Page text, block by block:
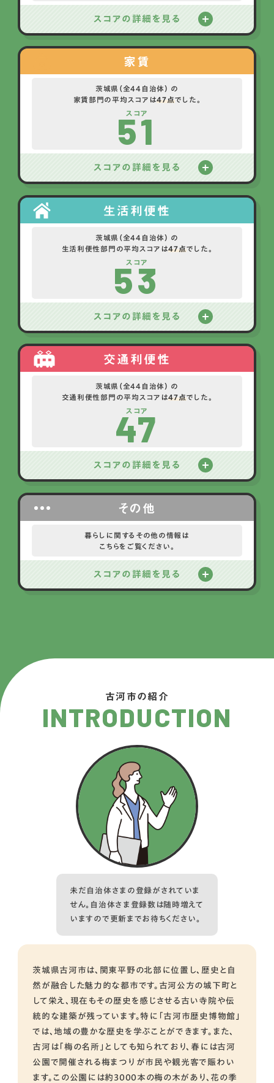
スコアの詳細を見る
家賃
茨城県（全44自治体） の
家賃部門の平均スコアは47点でした。
スコア
51
スコアの詳細を見る
生活利便性
茨城県（全44自治体） の
生活利便性部門の平均スコアは47点でした。
スコア
53
スコアの詳細を見る
交通利便性
茨城県（全44自治体） の
交通利便性部門の平均スコアは47点でした。
スコア
47
スコアの詳細を見る
その他
暮らしに関するその他の情報は
こちらをご覧ください。
スコアの詳細を見る
古河市の紹介
INTRODUCTION
未だ自治体さまの登録がされていま
せん。自治体さま登録数は随時増えて
いますので更新までお待ちください。
茨城県古河市は、関東平野の北部に位置し、歴史と自
然が融合した魅力的な都市です。古河公方の城下町と
して栄え、現在もその歴史を感じさせる古い寺院や伝
統的な建築が残っています。特に「古河市歴史博物館」
では、地域の豊かな歴史を学ぶことができます。また、
古河は「梅の名所」としても知られており、春には古河
公園で開催される梅まつりが市民や観光客で賑わい
ます。この公園には約3000本の梅の木があり、花の季